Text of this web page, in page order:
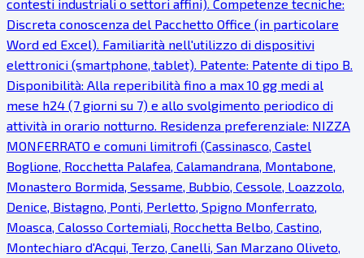
contesti industriali o settori affini). Competenze tecniche:
Discreta conoscenza del Pacchetto Office (in particolare
Word ed Excel). Familiarità nell'utilizzo di dispositivi
elettronici (smartphone, tablet). Patente: Patente di tipo B.
Disponibilità: Alla reperibilità fino a max 10 gg medi al
mese h24 (7 giorni su 7) e allo svolgimento periodico di
attività in orario notturno. Residenza preferenziale: NIZZA
MONFERRATO e comuni limitrofi (Cassinasco, Castel
Boglione, Rocchetta Palafea, Calamandrana, Montabone,
Monastero Bormida, Sessame, Bubbio, Cessole, Loazzolo,
Denice, Bistagno, Ponti, Perletto, Spigno Monferrato,
Moasca, Calosso Cortemiali, Rocchetta Belbo, Castino,
Montechiaro d'Acqui, Terzo, Canelli, San Marzano Oliveto,